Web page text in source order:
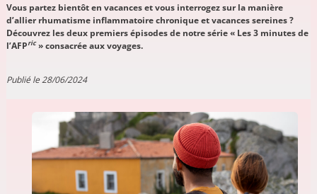
Vous partez bientôt en vacances et vous interrogez sur la manière
d’allier rhumatisme inflammatoire chronique et vacances sereines ?
Découvrez les deux premiers épisodes de notre série « Les 3 minutes de
l’AFPric» consacrée aux voyages.
Publié le 28/06/2024